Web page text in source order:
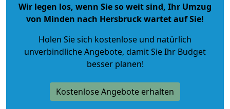
Wir legen los, wenn Sie so weit sind, Ihr Umzug
von Minden nach Hersbruck wartet auf Sie!
Holen Sie sich kostenlose und natürlich
unverbindliche Angebote, damit Sie Ihr Budget
besser planen!
Kostenlose Angebote erhalten